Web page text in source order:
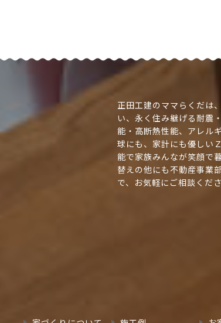
正田工建のママらくだは
い、永く住み継げる耐震
能・高断熱性能、アレル
球にも、家計にも優しい
能で家族みんなが笑顔で
替えの他にも不動産事業
で、お気軽にご相談くださ